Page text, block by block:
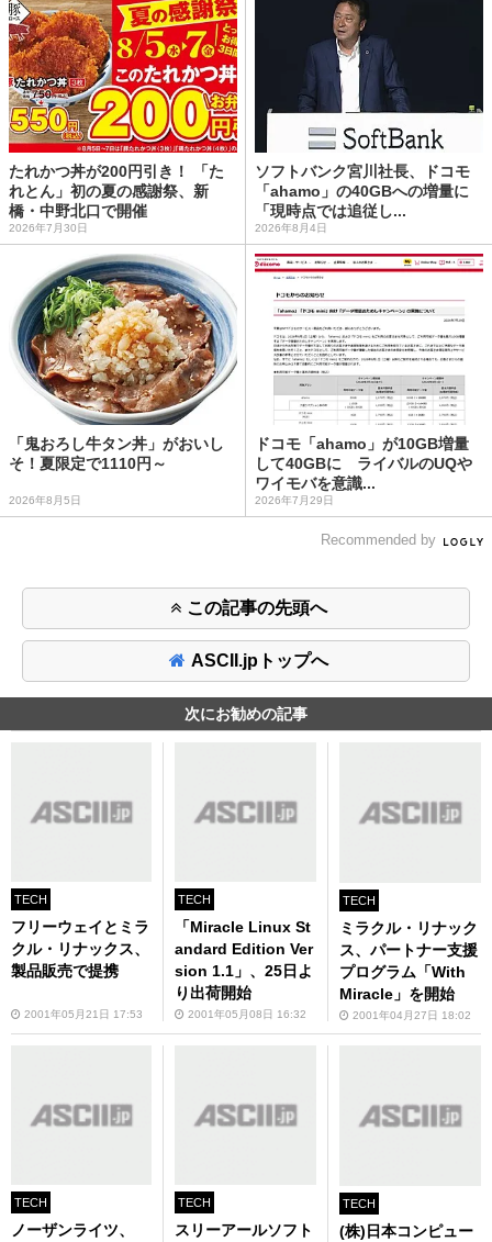
たれかつ丼が200円引き！ 「た
れとん」初の夏の感謝祭、新
橋・中野北口で開催
2026年7月30日
ソフトバンク宮川社長、ドコモ
「ahamo」の40GBへの増量に
「現時点では追従し...
2026年8月4日
「鬼おろし牛タン丼」がおいし
そ！夏限定で1110円～
2026年8月5日
ドコモ「ahamo」が10GB増量
して40GBに ライバルのUQや
ワイモバを意識...
2026年7月29日
Recommended by
この記事の先頭へ
ASCII.jpトップへ
次にお勧めの記事
TECH
フリーウェイとミラ
クル・リナックス、
製品販売で提携
2001年05月21日 17:53
TECH
「Miracle Linux St
andard Edition Ver
sion 1.1」、25日よ
り出荷開始
2001年05月08日 16:32
TECH
ミラクル・リナック
ス、パートナー支援
プログラム「With
Miracle」を開始
2001年04月27日 18:02
TECH
ノーザンライツ、
TECH
スリーアールソフト
TECH
(株)日本コンピュー